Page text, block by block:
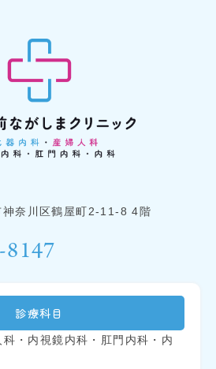
神奈川区鶴屋町2-11-8 4階
診療科目
・内視鏡内科・肛門内科・内